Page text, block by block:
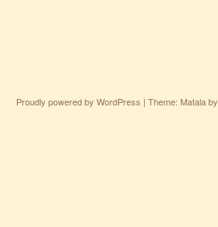
Proudly powered by WordPress | Theme: Matala by